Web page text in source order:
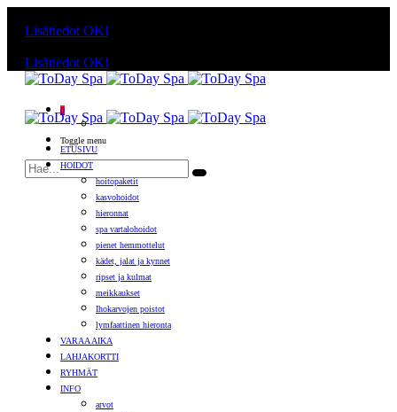
Lisätiedot OK!
Lisätiedot OK!
0
Toggle menu
ETUSIVU
HOIDOT
hoitopaketit
kasvohoidot
hieronnat
spa vartalohoidot
pienet hemmottelut
kädet, jalat ja kynnet
ripset ja kulmat
meikkaukset
Ihokarvojen poistot
lymfaattinen hieronta
VARAA AIKA
LAHJAKORTTI
RYHMÄT
INFO
arvot